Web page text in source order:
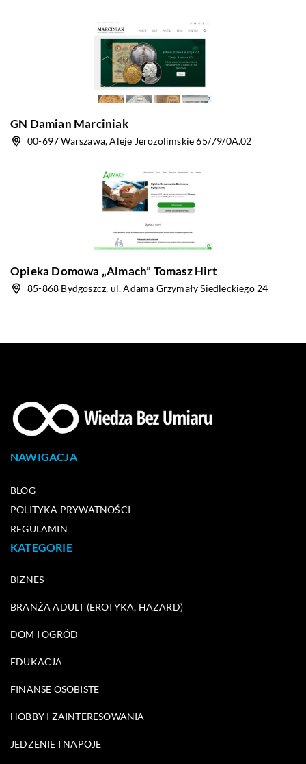
GN Damian Marciniak
00-697 Warszawa, Aleje Jerozolimskie 65/79/0A.02
Opieka Domowa „Almach” Tomasz Hirt
85-868 Bydgoszcz, ul. Adama Grzymały Siedleckiego 24
NAWIGACJA
BLOG
POLITYKA PRYWATNOŚCI
REGULAMIN
KATEGORIE
BIZNES
BRANŻA ADULT (EROTYKA, HAZARD)
DOM I OGRÓD
EDUKACJA
FINANSE OSOBISTE
HOBBY I ZAINTERESOWANIA
JEDZENIE I NAPOJE